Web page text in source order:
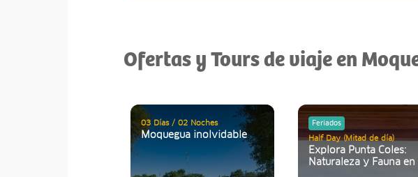
Ofertas y Tours de viaje en
03 Días / 02 Noches
Moquegua inolvidable
Feriados
Half Day (Mitad de día)
Explora Punta Coles:
Naturaleza y Fauna en